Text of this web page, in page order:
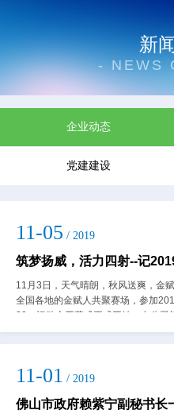
新
- NEWS
企业动态
党建建设
11-05 / 2019
筑梦扬威，活力四射--记
11月3日，天气晴朗，秋风送爽，金
全国各地的金赋人共聚赛场，参加
30，运动会开幕式正式开始，在公
动健儿们：党工团代表方阵、智胜...
11-01 / 2019
佛山市政府赖紫宁副秘书长